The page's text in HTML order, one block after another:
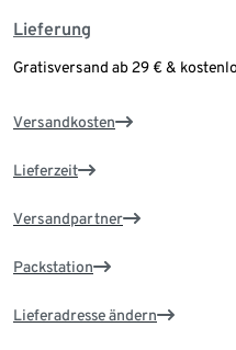
Lieferung
Gratisversand ab 29 € &
Versandkosten
Lieferzeit
Versandpartner
Packstation
Lieferadresse ändern